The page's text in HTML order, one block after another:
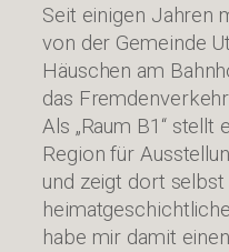
Seit einigen Jahren
von der Gemeinde
Häuschen am
das
Als „Raum B1“
Region für
und zeigt dort
habe mir damit